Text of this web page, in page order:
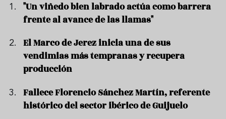
"Un viñedo bien labrado actúa como barrera
frente al avance de las llamas"
El Marco de Jerez inicia una de sus
vendimias más tempranas y recupera
producción
Fallece Florencio Sánchez Martín, referente
histórico del sector ibérico de Guijuelo